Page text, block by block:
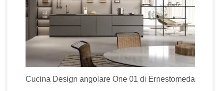
Cucina Design angolare One 01 di Ernestomeda